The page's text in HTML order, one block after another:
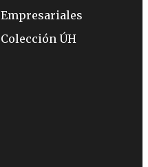
Empresariales
Colección ÚH